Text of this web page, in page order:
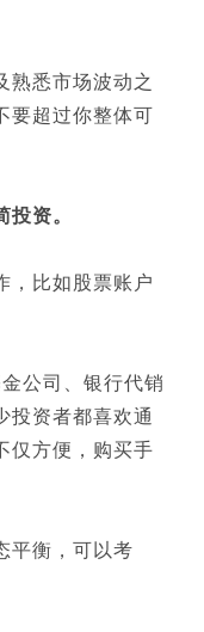
熟悉市场波动之
要超过你整体可
资。
，比如股票账户
公司、银行代销
投资者都喜欢通
仅方便，购买手
平衡，可以考